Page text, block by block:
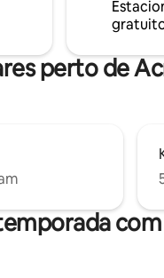
cidade de Klaipėda 😊
Preço Jakuzi 50 €
perto de